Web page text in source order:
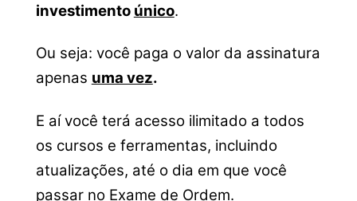
investimento único.
Ou seja: você paga o valor da assinatura
apenas uma vez.
E aí você terá acesso ilimitado a todos
os cursos e ferramentas, incluindo
atualizações, até o dia em que você
passar no Exame de Ordem.